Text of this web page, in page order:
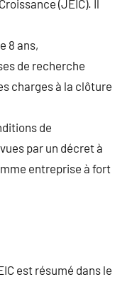
(JEIC). Il
8 ans,
de recherche
charges à la clôture
de
par un décret à
entreprise à fort
est résumé dans le